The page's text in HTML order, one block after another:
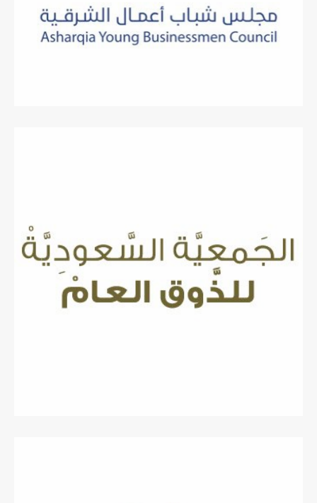
مايو 29, 2018
جائزه الجمعية السعودية للذوق العام